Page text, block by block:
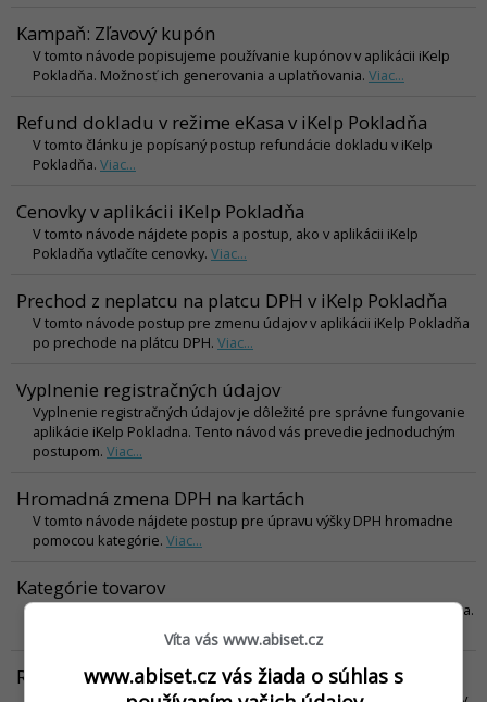
Kampaň: Zľavový kupón
V tomto návode popisujeme používanie kupónov v aplikácii iKelp
Pokladňa. Možnosť ich generovania a uplatňovania. Viac...
Refund dokladu v režime eKasa v iKelp Pokladňa
V tomto článku je popísaný postup refundácie dokladu v iKelp
Pokladňa. Viac...
Cenovky v aplikácii iKelp Pokladňa
V tomto návode nájdete popis a postup, ako v aplikácii iKelp
Pokladňa vytlačíte cenovky. Viac...
Prechod z neplatcu na platcu DPH v iKelp Pokladňa
V tomto návode postup pre zmenu údajov v aplikácii iKelp Pokladňa
po prechode na plátcu DPH. Viac...
Vyplnenie registračných údajov
Vyplnenie registračných údajov je dôležité pre správne fungovanie
aplikácie iKelp Pokladna. Tento návod vás prevedie jednoduchým
postupom. Viac...
Hromadná zmena DPH na kartách
V tomto návode nájdete postup pre úpravu výšky DPH hromadne
pomocou kategórie. Viac...
Kategórie tovarov
Postup vytváranie nových kategórií tovarov v aplikácii iKelp Pokladňa.
Radenie položiek v predaji
Víta vás www.abiset.cz
www.abiset.cz vás žiada o súhlas s